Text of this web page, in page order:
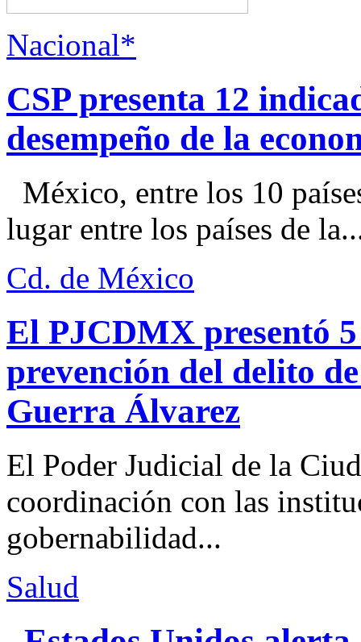
Nacional*
CSP presenta 12
desempeño de la
México, entre los 10
lugar entre los países de
Cd. de México
El PJCDMX presentó
prevención del delito
Guerra Álvarez
El Poder Judicial de la
coordinación con las
gobernabilidad...
Salud